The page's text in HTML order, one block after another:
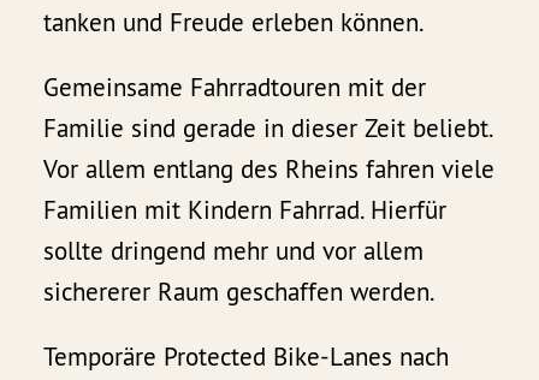
tanken und Freude erleben können.
Gemeinsame Fahrradtouren mit der
Familie sind gerade in dieser Zeit beliebt.
Vor allem entlang des Rheins fahren viele
Familien mit Kindern Fahrrad. Hierfür
sollte dringend mehr und vor allem
sichererer Raum geschaffen werden.
Temporäre Protected Bike-Lanes nach